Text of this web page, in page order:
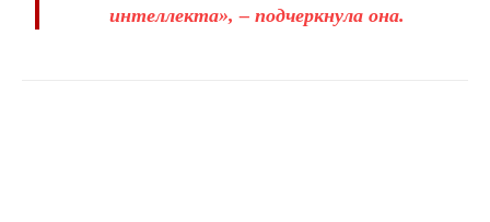
интеллекта», – подчеркнула она.